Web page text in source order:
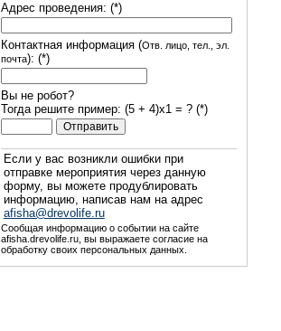
Адрес проведения: (*)
Контактная информация (Отв. лицо, тел., эл.
почта): (*)
Вы не робот?
Тогда решите пример: (5 + 4)х1 = ? (*)
Если у вас возникли ошибки при
отправке мероприятия через данную
форму, вы можете продублировать
информацию, написав нам на адрес
afisha@drevolife.ru
Сообщая информацию о событии на сайте
afisha.drevolife.ru, вы выражаете согласие на
обработку своих персональных данных.